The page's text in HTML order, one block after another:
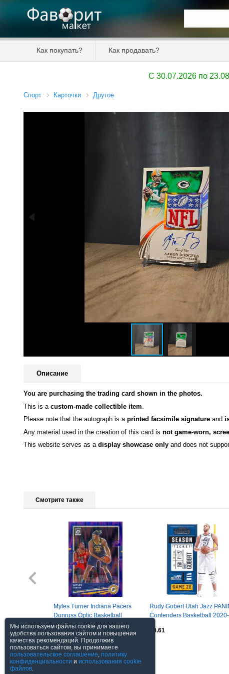
Как покупать? Как продавать?
C 30.07.2026 по
Спорт Карточки Другое
Описание
You are purchasing the trading card shown in the photos.
This is a custom-made collectible item
Please note that the autograph is a printed facsimile signature and
Any material used in the creation of this card is not game-worn,
This website serves as a display showcase only and does not
Смотрите также
Myles Turner Indiana Pacers
Donruss Optic Basketball
2020-2021
$2.45
Rudy Gobert Utah Jazz
Contenders Basketball 2020-
$0.61
Посмотреть все
Мы используем файлы cookie для вашего
удобства пользования сайтом и повышения
качества рекомендаций. Продолжив
пользоваться сайтом, вы принимаете
пользовательское соглашение, политику
конфиденциальности и использования cookie
файлов.